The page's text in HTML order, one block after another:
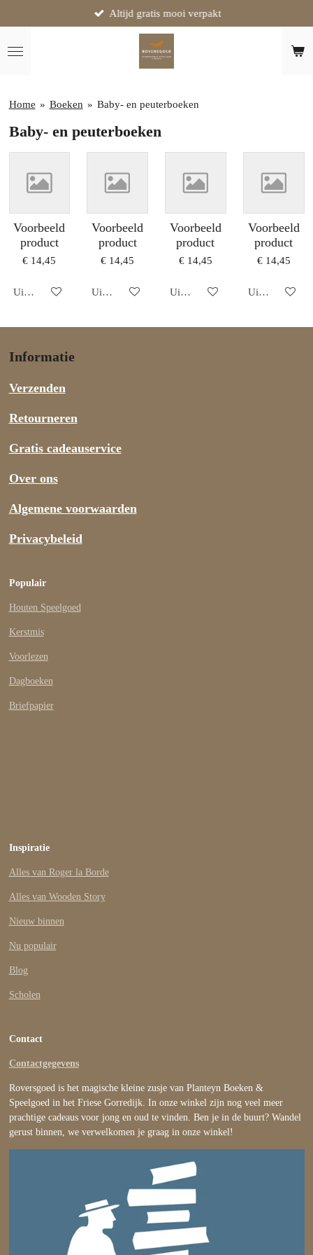
direct
naar
de
Altijd gratis mooi verpakt
Home » Boeken » Baby- en peuterboeken
Baby- en peuterboeken
Voorbeeld
product
€ 14,45
Uitgeschakeld
Voorbeeld
product
€ 14,45
Uitgeschakeld
Voorbeeld
product
€ 14,45
Uitgeschakeld
Voorbeeld
product
€ 14,45
Uitgeschakeld
Informatie
Verzenden
Retourneren
Gratis cadeauservice
Over ons
Algemene voorwaarden
Privacybeleid
Populair
Houten Speelgoed
Kerstmis
Voorlezen
Dagboeken
Briefpapier
Inspiratie
Alles van Roger la Borde
Alles van Wooden Story
Nieuw binnen
Nu populair
Blog
Scholen
Contact
Contactgegevens
Roversgoed is het magische kleine zusje van Planteyn Boeken &
Speelgoed in het Friese Gorredijk. In onze winkel zijn nog veel meer
prachtige cadeaus voor jong en oud te vinden. Ben je in de buurt? Wandel
gerust binnen, we verwelkomen je graag in onze winkel!